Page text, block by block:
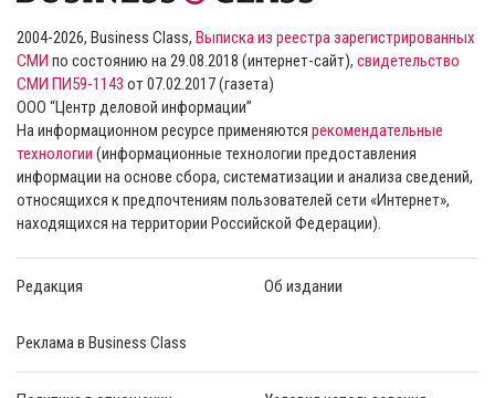
2004-2026, Business Class, Выписка из реестра зарегистрированных
СМИ по состоянию на 29.08.2018 (интернет-сайт), свидетельство
СМИ ПИ59-1143 от 07.02.2017 (газета)
ООО “Центр деловой информации”
На информационном ресурсе применяются рекомендательные
технологии (информационные технологии предоставления
информации на основе сбора, систематизации и анализа сведений,
относящихся к предпочтениям пользователей сети «Интернет»,
находящихся на территории Российской Федерации).
Редакция Об издании
Реклама в Business Class